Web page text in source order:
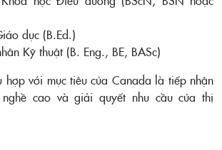
dục (B.Ed.)
Kỹ thuật (B. Eng., BE, BASc)
với mục tiêu của Canada là tiếp nhận
cao và giải quyết nhu cầu của thị